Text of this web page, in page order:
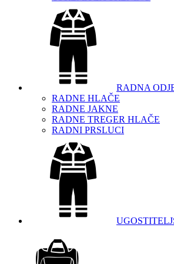
RADNA
RADNE HLAČE
RADNE JAKNE
RADNE TREGER HLAČE
RADNI PRSLUCI